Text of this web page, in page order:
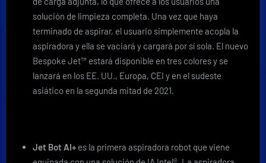
solución de limpieza completa. Una vez que haya
terminado de aspirar, el usuario simplemente acopla la
aspiradora y ella se vaciará y cargará por sí sola. El nuevo
Bespoke Jet™ estará disponible en tres colores y se
lanzará en los EE. UU., Europa, CEI y en el sudeste
asiático en la segunda mitad de 2021.
Jet Bot AI+ es la primera aspiradora robot que viene